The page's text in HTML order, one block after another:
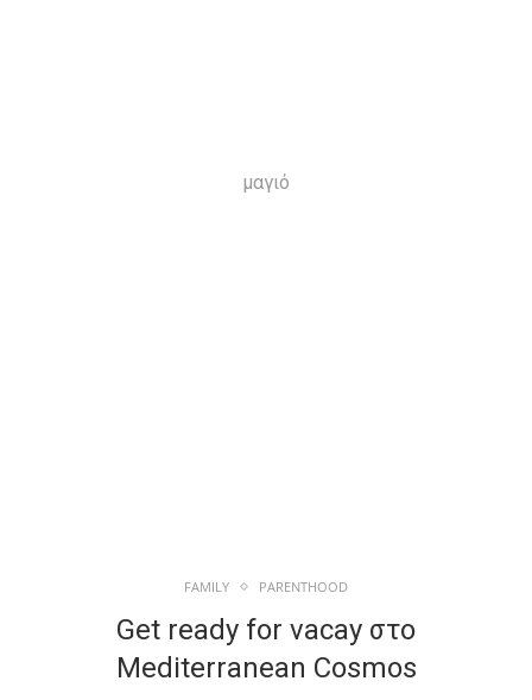
μαγιό
FAMILY PARENTHOOD
Get ready for vacay στο
Mediterranean Cosmos